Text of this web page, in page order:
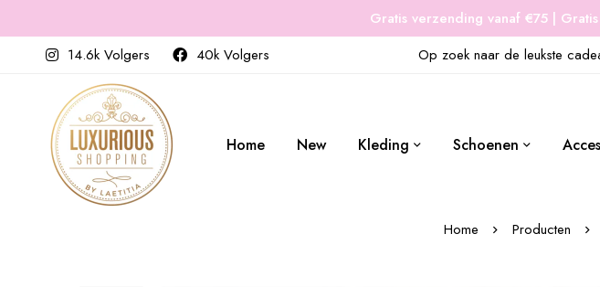
Gratis verzending vanaf €75 |
14.6k Volgers
40k Volgers Op zoek naar de leukste
Home New Kleding Schoenen
Home Producten